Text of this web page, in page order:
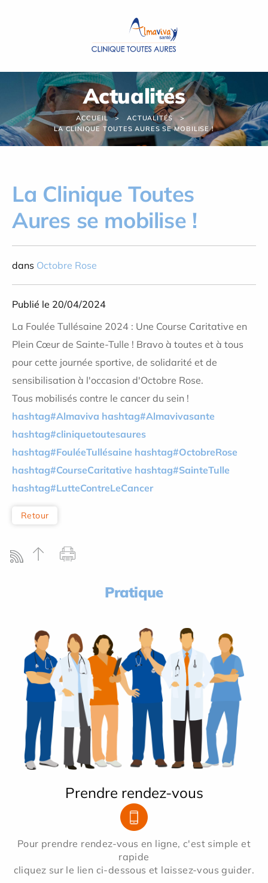
Actualités
ACCUEIL
ACTUALITÉS
LA CLINIQUE TOUTES AURES SE MOBILISE !
La Clinique Toutes
Aures se mobilise !
dans Octobre Rose
Publié le 20/04/2024
La Foulée Tullésaine 2024 : Une Course Caritative en
Plein Cœur de Sainte-Tulle ! Bravo à toutes et à tous
pour cette journée sportive, de solidarité et de
sensibilisation à l'occasion d'Octobre Rose.
Tous mobilisés contre le cancer du sein !
hashtag#Almaviva hashtag#Almavivasante
hashtag#cliniquetoutesaures
hashtag#FouléeTullésaine hashtag#OctobreRose
hashtag#CourseCaritative hashtag#SainteTulle
hashtag#LutteContreLeCancer
Retour
Pratique
Prendre rendez-vous
Pour prendre rendez-vous en ligne, c'est simple et
rapide
cliquez sur le lien ci-dessous et laissez-vous guider.